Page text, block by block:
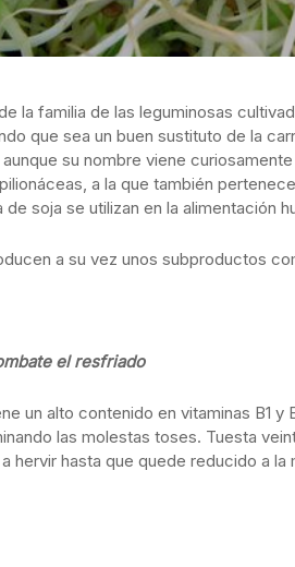
la familia de las leguminosas
que sea un buen sustituto de la
su nombre viene
a la que también
de soja se utilizan en la alimentación
a su vez unos subproductos
el resfriado
un alto contenido en vitaminas B1
las molestas toses. Tuesta
hervir hasta que quede reducido a